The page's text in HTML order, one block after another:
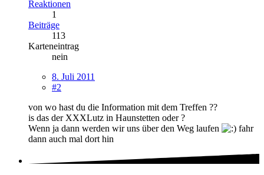
Reaktionen
1
Beiträge
113
Karteneintrag
nein
8. Juli 2011
#2
von wo hast du die Information mit dem Treffen ??
is das der XXXLutz in Haunstetten oder ?
Wenn ja dann werden wir uns über den Weg laufen
fahr
dann auch mal dort hin